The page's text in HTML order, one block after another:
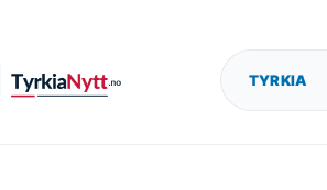
TYRKIA